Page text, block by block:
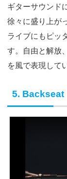
ギターサウンド
徐々に盛り上が
ライブにもピッ
す。自由と解放
を風で表現して
5. Backseat